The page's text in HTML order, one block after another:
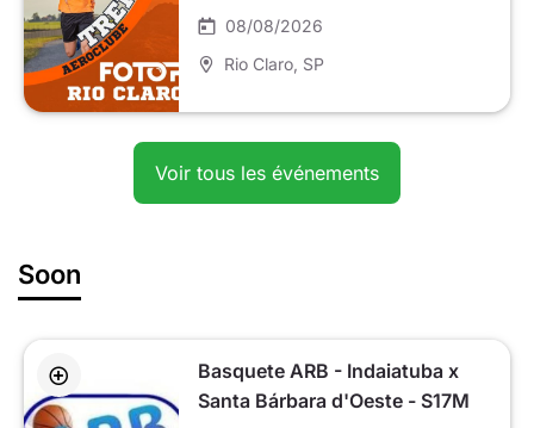
08/08/2026
Rio Claro , SP
Voir tous les événements
Soon
Basquete ARB - Indaiatuba x
Santa Bárbara d'Oeste - S17M